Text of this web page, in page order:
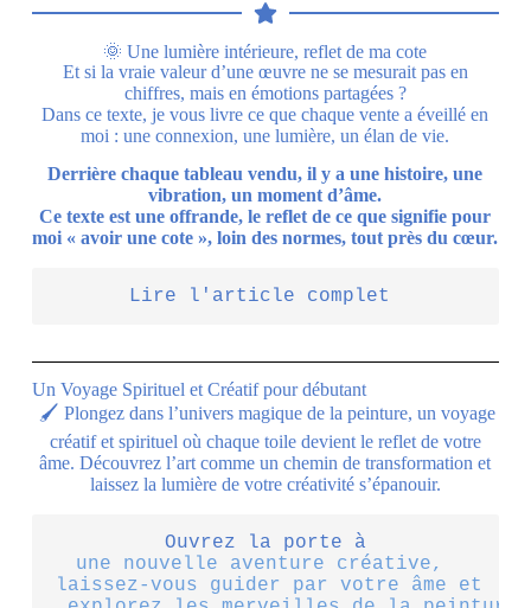
🌞 Une lumière intérieure, reflet de ma cote
Et si la vraie valeur d’une œuvre ne se mesurait pas en
chiffres, mais en émotions partagées ?
Dans ce texte, je vous livre ce que chaque vente a éveillé en
moi : une connexion, une lumière, un élan de vie.
Derrière chaque tableau vendu, il y a une histoire, une
vibration, un moment d’âme.
Ce texte est une offrande, le reflet de ce que signifie pour
moi « avoir une cote », loin des normes, tout près du cœur.
Lire l'article complet
Un Voyage Spirituel et Créatif pour débutant
🖌️ Plongez dans l’univers magique de la peinture, un voyage
créatif et spirituel où chaque toile devient le reflet de votre
âme. Découvrez l’art comme un chemin de transformation et
laissez la lumière de votre créativité s’épanouir.
Ouvrez la porte à
une nouvelle aventure créative,
laissez-vous guider par votre âme et